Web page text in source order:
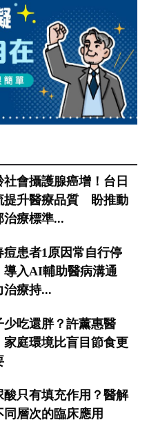
社會攝護腺癌增！台日
提升醫療品質 盼推動
治療標準...
痘患者1原因常自行停
導入AI輔助醫病溝通
治療持...
少吃還胖？許薰惠醫
家庭環境比盲目節食更
酸只有填充作用？醫解
同層次的臨床應用